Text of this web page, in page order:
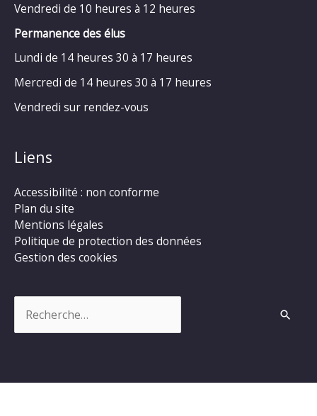
Vendredi de 10 heures à 12 heures
Permanence des élus
Lundi de 14 heures 30 à 17 heures
Mercredi de 14 heures 30 à 17 heures
Vendredi sur rendez-vous
Liens
Accessibilité : non conforme
Plan du site
Mentions légales
Politique de protection des données
Gestion des cookies